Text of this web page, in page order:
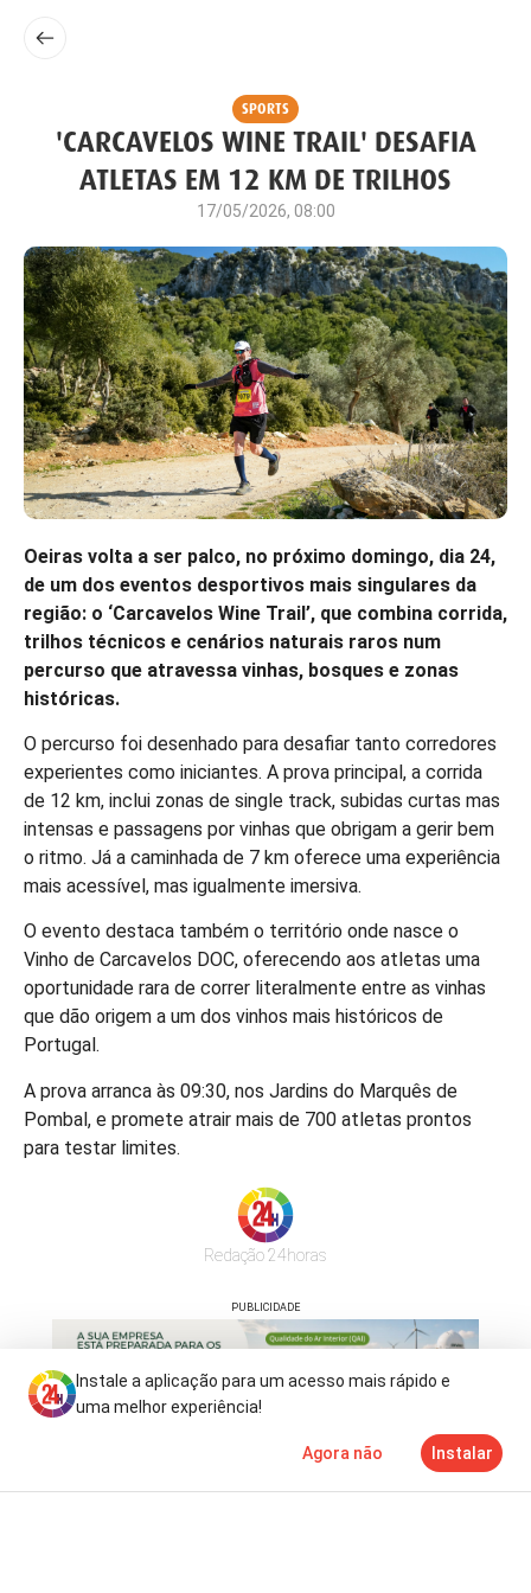
SPORTS
'CARCAVELOS WINE TRAIL' DESAFIA
ATLETAS EM 12 KM DE TRILHOS
17/05/2026, 08:00
Oeiras volta a ser palco, no próximo domingo, dia 24,
de um dos eventos desportivos mais singulares da
região: o ‘Carcavelos Wine Trail’, que combina corrida,
trilhos técnicos e cenários naturais raros num
percurso que atravessa vinhas, bosques e zonas
históricas.
O percurso foi desenhado para desafiar tanto corredores
experientes como iniciantes. A prova principal, a corrida
de 12 km, inclui zonas de single track, subidas curtas mas
intensas e passagens por vinhas que obrigam a gerir bem
o ritmo. Já a caminhada de 7 km oferece uma experiência
mais acessível, mas igualmente imersiva.
O evento destaca também o território onde nasce o
Vinho de Carcavelos DOC, oferecendo aos atletas uma
oportunidade rara de correr literalmente entre as vinhas
que dão origem a um dos vinhos mais históricos de
Portugal.
A prova arranca às 09:30, nos Jardins do Marquês de
Pombal, e promete atrair mais de 700 atletas prontos
para testar limites.
Redação 24horas
PUBLICIDADE
Mais
Instale a aplicação para um acesso mais rápido e
uma melhor experiência!
Agora não Instalar